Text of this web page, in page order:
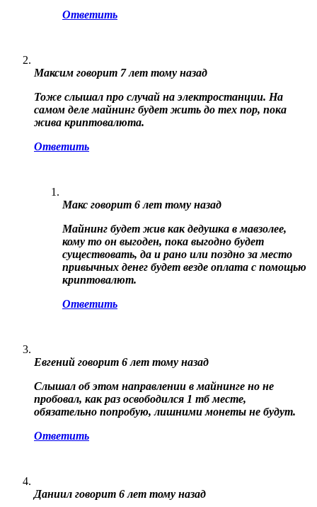
Ответить
Максим говорит 7 лет тому назад
Тоже слышал про случай на электростанции. На
самом деле майнинг будет жить до тех пор, пока
жива криптовалюта.
Ответить
Макс говорит 6 лет тому назад
Майнинг будет жив как дедушка в мавзолее,
кому то он выгоден, пока выгодно будет
существовать, да и рано или поздно за место
привычных денег будет везде оплата с помощью
криптовалют.
Ответить
Евгений говорит 6 лет тому назад
Слышал об этом направлении в майнинге но не
пробовал, как раз освободился 1 тб месте,
обязательно попробую, лишними монеты не будут.
Ответить
Даниил говорит 6 лет тому назад